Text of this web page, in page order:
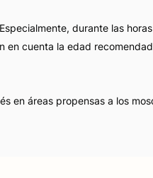
durante las
en cuenta la edad
en áreas propensas a los